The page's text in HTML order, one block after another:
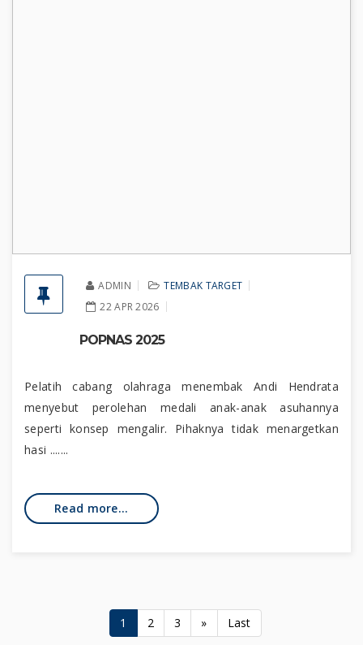
ADMIN
TEMBAK TARGET
22 APR 2026
POPNAS 2025
Pelatih cabang olahraga menembak Andi Hendrata
menyebut perolehan medali anak-anak asuhannya
seperti konsep mengalir. Pihaknya tidak menargetkan
hasi .......
Read more...
1 2 3 » Last